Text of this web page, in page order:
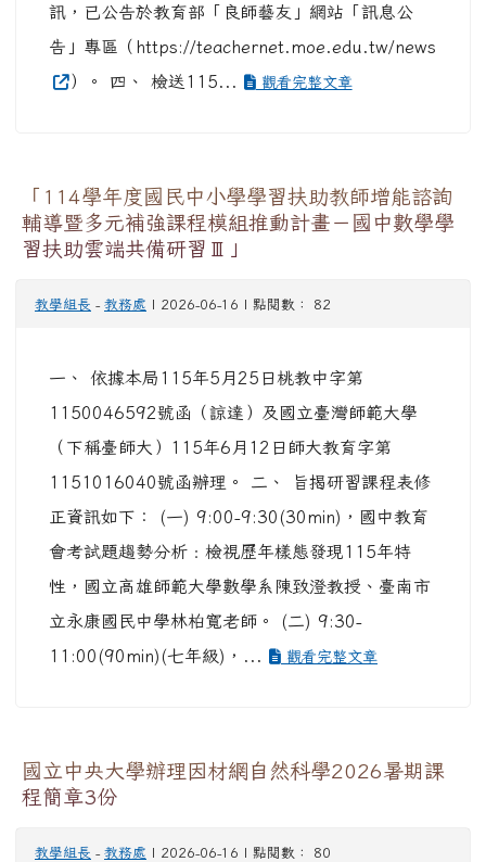
訊，已公告於教育部「良師藝友」網站「訊息公
告」專區（https://teachernet.moe.edu.tw/news
）。 四、 檢送115...
觀看完整文章
「114學年度國民中小學學習扶助教師增能諮詢
輔導暨多元補強課程模組推動計畫－國中數學學
習扶助雲端共備研習Ⅲ」
教學組長 - 教務處 | 2026-06-16 | 點閱數： 82
一、 依據本局115年5月25日桃教中字第
1150046592號函（諒達）及國立臺灣師範大學
（下稱臺師大）115年6月12日師大教育字第
1151016040號函辦理。 二、 旨揭研習課程表修
正資訊如下： (一) 9:00-9:30(30min)，國中教育
會考試題趨勢分析﹕檢視歷年樣態發現115年特
性，國立高雄師範大學數學系陳致澄教授、臺南市
立永康國民中學林柏寬老師。 (二) 9:30-
11:00(90min)(七年級)，...
觀看完整文章
國立中央大學辦理因材網自然科學2026暑期課
程簡章3份
教學組長 - 教務處 | 2026-06-16 | 點閱數： 80